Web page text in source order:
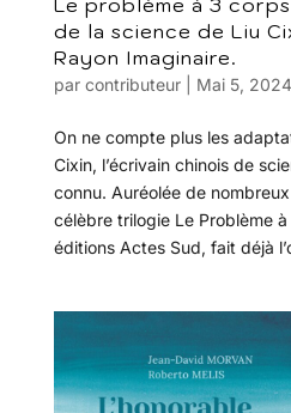
Le problème à 3
de la science de Liu
Rayon Imaginaire.
par contributeur| Mai 5, 2024
On ne compte plus les
Cixin, l’écrivain chinois de
connu. Auréolée de
célèbre trilogie Le Problème
éditions Actes Sud, fait déjà